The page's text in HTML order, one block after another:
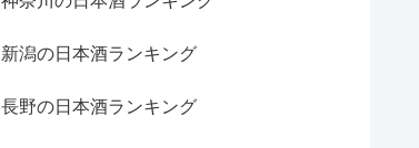
新潟の日本酒ランキング
長野の日本酒ランキング